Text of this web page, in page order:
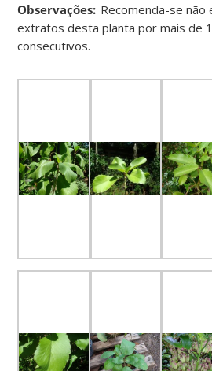
Observações: Recomenda-se não
extratos desta planta por mais de
consecutivos.